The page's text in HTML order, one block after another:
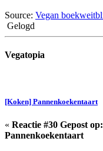
Source: Vegan
Gelogd
Vegatopia
[Koken] Pannenkoekentaart
« Reactie #30 Gepost op:
Pannenkoekentaart